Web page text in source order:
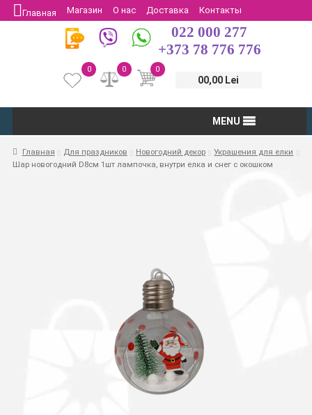
Главная Магазин О нас Доставка
Контакты
Защита потребителей
Возврат
022 000 277
+373 78 776 776
0
00,00 Lei
0
0
MENU
Главная Для праздников Новогодний декор
Украшения для елки
Шар новогодний D8см 1шт лампочка, внутри елка и снег с окошком